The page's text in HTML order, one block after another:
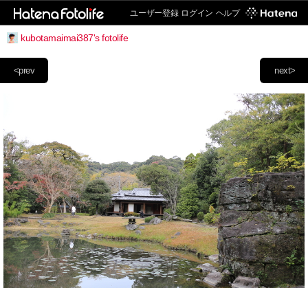
ユーザー登録 ログイン ヘルプ
kubotamaimai387's fotolife
next>
<prev